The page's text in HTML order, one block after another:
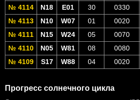
№ 4114
N18 E01 30 0330
№ 4113
N10 W07 01 0020
№ 4111
N15 W24 05 0070
№ 4110
N05 W81 08 0080
№ 4109
S17 W88 04 0020
Прогресс солнечного цикла